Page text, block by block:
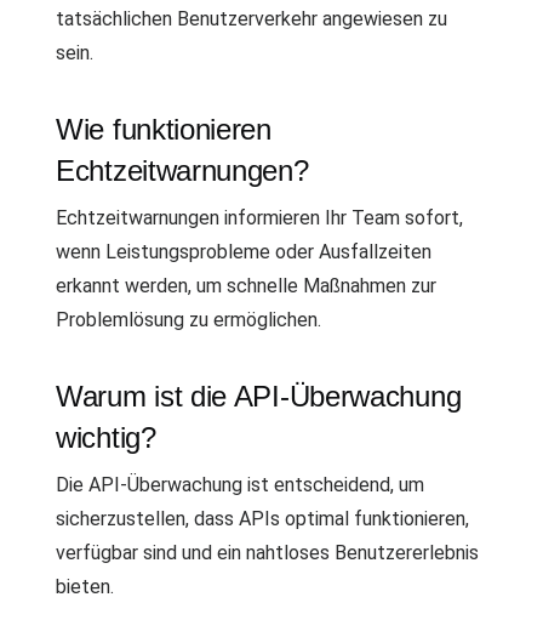
tatsächlichen Benutzerverkehr angewiesen zu
sein.
Wie funktionieren
Echtzeitwarnungen?
Echtzeitwarnungen informieren Ihr Team sofort,
wenn Leistungsprobleme oder Ausfallzeiten
erkannt werden, um schnelle Maßnahmen zur
Problemlösung zu ermöglichen.
Warum ist die API-Überwachung
wichtig?
Die API-Überwachung ist entscheidend, um
sicherzustellen, dass APIs optimal funktionieren,
verfügbar sind und ein nahtloses Benutzererlebnis
bieten.